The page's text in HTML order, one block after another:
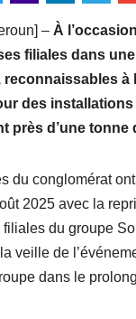
a
h
o
o
a
i
l
L
i
n
k
e
I
n
e
l
e
g
a
m
G
a
i
l
– À
ses filiales dans
des
près d’une
du conglomérat
2025 avec la
du groupe
veille de
dans le